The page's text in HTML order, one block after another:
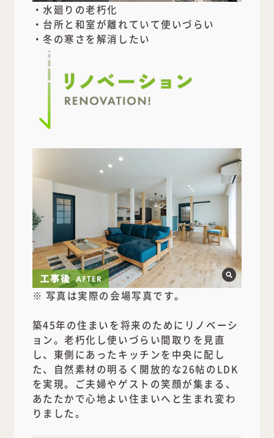
・水廻りの老朽化
・台所と和室が離れていて使いづらい
・冬の寒さを解消したい
※ 写真は実際の会場写真です。
築45年の住まいを将来のためにリノベーシ
ョン。老朽化し使いづらい間取りを見直
し、東側にあったキッチンを中央に配し
た、自然素材の明るく開放的な26帖のLDK
を実現。ご夫婦やゲストの笑顔が集まる、
あたたかで心地よい住まいへと生まれ変わ
りました。